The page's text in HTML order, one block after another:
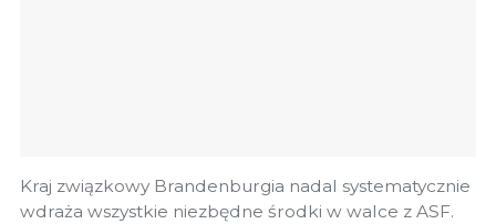
Kraj związkowy Brandenburgia nadal systematycznie
wdraża wszystkie niezbędne środki w walce z ASF.